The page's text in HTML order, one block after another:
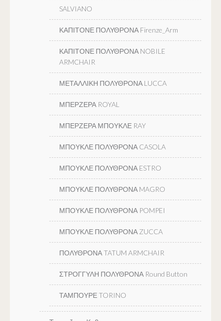
SALVIANO
ΚΑΠΙΤΟΝΕ ΠΟΛΥΘΡΟΝΑ Firenze_Arm
ΚΑΠΙΤΟΝΕ ΠΟΛΥΘΡΟΝΑ NOBILE
ARMCHAIR
ΜΕΤΑΛΛΙΚΗ ΠΟΛΥΘΡΟΝΑ LUCCA
ΜΠΕΡΖΕΡΑ ROYAL
ΜΠΕΡΖΕΡΑ ΜΠΟΥΚΛΕ RAY
ΜΠΟΥΚΛΕ ΠΟΛΥΘΡΟΝΑ CASOLA
ΜΠΟΥΚΛΕ ΠΟΛΥΘΡΟΝΑ ESTRO
ΜΠΟΥΚΛΕ ΠΟΛΥΘΡΟΝΑ MAGRO
ΜΠΟΥΚΛΕ ΠΟΛΥΘΡΟΝΑ POMPEI
ΜΠΟΥΚΛΕ ΠΟΛΥΘΡΟΝΑ ZUCCA
ΠΟΛΥΘΡΟΝΑ TATUM ARMCHAIR
ΣΤΡΟΓΓΥΛΗ ΠΟΛΥΘΡΟΝΑ Round Button
ΤΑΜΠΟΥΡΕ TORINO